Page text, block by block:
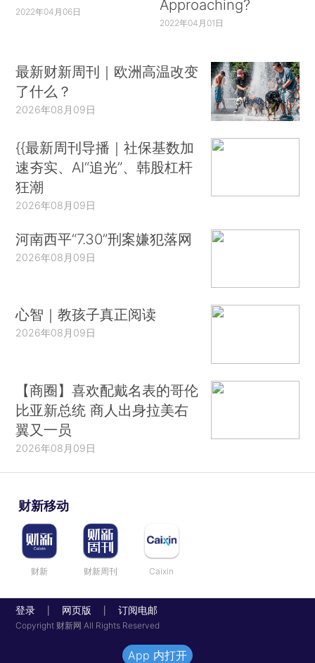
2022年04月06日
Approaching?
2022年04月01日
最新财新周刊｜欧洲高温改变
了什么？
2026年08月09日
{{最新周刊导播｜社保基数加
速夯实、AI“追光”、韩股杠杆
狂潮
2026年08月09日
河南西平“7.30”刑案嫌犯落网
2026年08月09日
心智｜教孩子真正阅读
2026年08月09日
【商圈】喜欢配戴名表的哥伦
比亚新总统 商人出身拉美右
翼又一员
2026年08月09日
财新移动
财新 财新周刊 Caixin
登录 网页版 订阅电邮
Copyright 财新网 All Rights Reserved
App 内打开